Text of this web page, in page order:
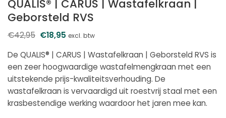
5op 5
gebaseerd
klantbeoordeling
QUALIS® | CARUS | Wastafelkraan |
Geborsteld RVS
€42,95 Oorspronkelijke
was:
€42,95.
€18,95 Huidige
is:
€18,95.
excl. btw
De QUALIS® | CARUS | Wastafelkraan | Geborsteld RVS is
een zeer hoogwaardige wastafelmengkraan met een
uitstekende prijs-kwaliteitsverhouding. De
wastafelkraan is vervaardigd uit roestvrij staal met een
krasbestendige werking waardoor het jaren mee kan.